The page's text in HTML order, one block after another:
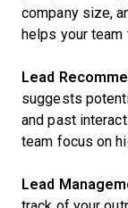
company size,
helps your
Lead
suggests
and past
team focus on
Lead